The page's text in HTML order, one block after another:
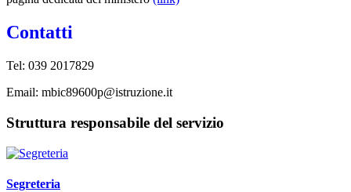
Contatti
Tel: 039 2017829
Email: mbic89600p@istruzione.it
Struttura responsabile del servizio
Segreteria